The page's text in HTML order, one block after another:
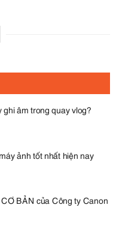
âm trong quay vlog?
ảnh tốt nhất hiện nay
BẢN của Công ty Canon